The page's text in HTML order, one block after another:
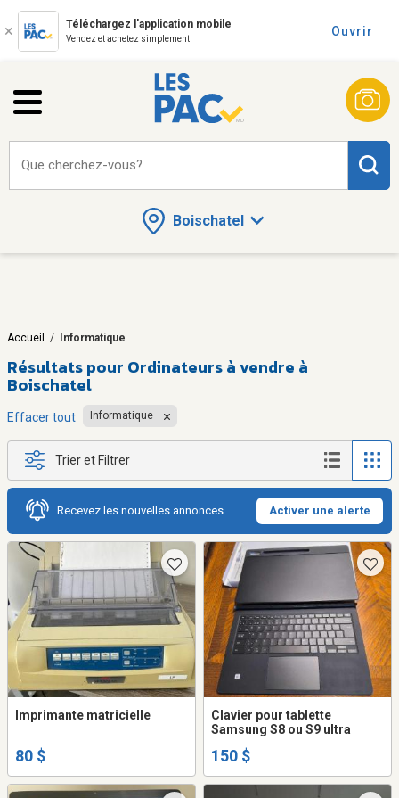
Téléchargez l'application mobile
Vendez et achetez simplement
Ouvrir
Boischatel
Que cherchez-vous?
Accueil / Informatique
Résultats pour Ordinateurs à vendre à
Boischatel
Effacer tout Informatique
Trier et Filtrer
Recevez les nouvelles annonces Activer une alerte
Imprimante matricielle
80 $
Clavier pour tablette
Samsung S8 ou S9 ultra
150 $